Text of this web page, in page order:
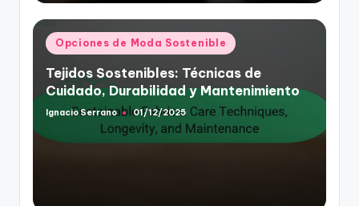
Posted
in
Opciones de Moda Sostenible
Tejidos Sostenibles: Técnicas de
Cuidado, Durabilidad y Mantenimiento
Posted
Ignacio Serrano 01/12/2025